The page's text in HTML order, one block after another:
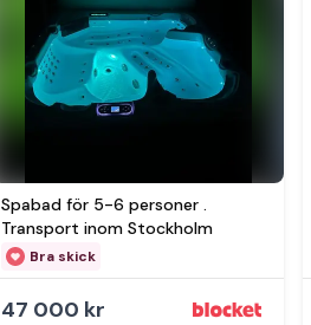
Spabad för 5-6 personer .
Transport inom Stockholm
Bra skick
47 000 kr